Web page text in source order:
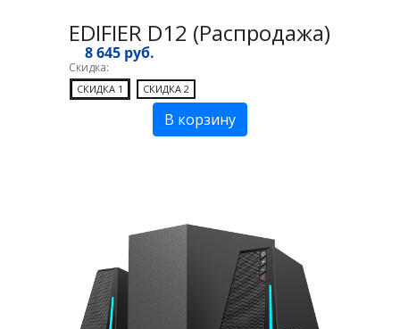
EDIFIER D12 (Распродажа)
8 645 руб.
Скидка:
СКИДКА 1 СКИДКА 2
В корзину